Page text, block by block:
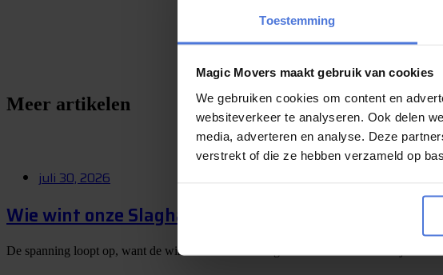
Toestemming
Magic Movers maakt gebruik van cookies
We gebruiken cookies om content en
websiteverkeer te analyseren. Ook delen
media, adverteren en analyse. Deze
verstrekt of die ze hebben verzameld op
Meer artikelen
juli 30, 2026
Wie wint onze Slagharen-winactie? Op 1 augustus
De spanning loopt op, want de winnaar van onze Slagharen-winactie wordt bijna